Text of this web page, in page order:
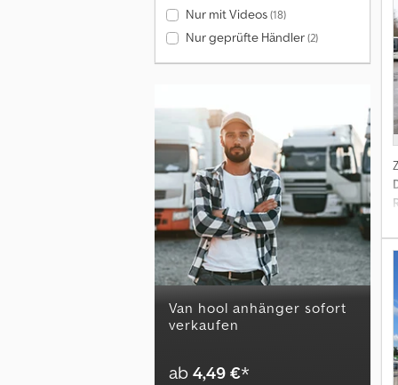
Nur mit Videos(18)
Nur geprüfte Händler(2)
van hool anhänger sofort
verkaufen
ab4,49 €*